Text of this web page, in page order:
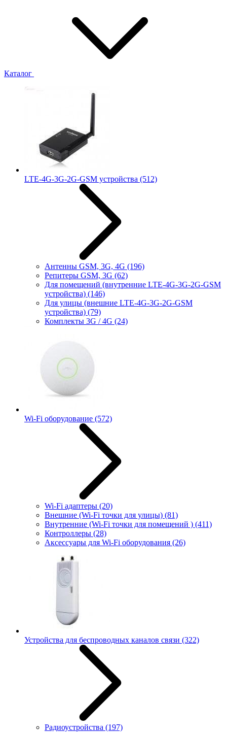
Каталог
LTE-4G-3G-2G-GSM устройства (512)
Антенны GSM, 3G, 4G (196)
Репитеры GSM, 3G (62)
Для помещений (внутренние LTE-4G-3G-2G-GSM
устройства) (146)
Для улицы (внешние LTE-4G-3G-2G-GSM
устройства) (79)
Комплекты 3G / 4G (24)
Wi-Fi оборудование (572)
Wi-Fi адаптеры (20)
Внешние (Wi-Fi точки для улицы) (81)
Внутренние (Wi-Fi точки для помещений ) (411)
Контроллеры (28)
Аксессуары для Wi-Fi оборудования (26)
Устройства для беспроводных каналов связи (322)
Радиоустройства (197)